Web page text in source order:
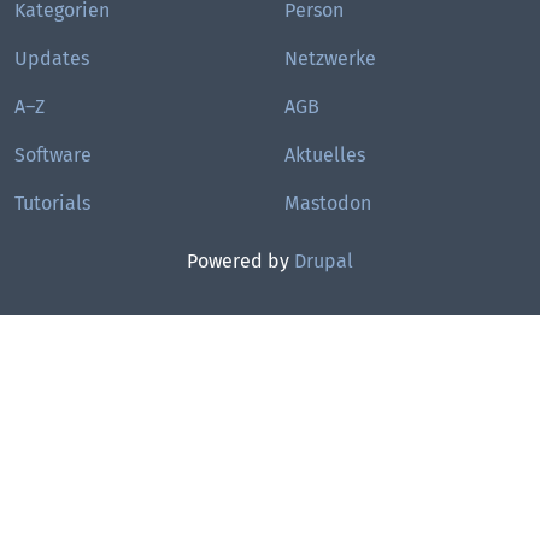
Kategorien
Updates
A–Z
Software
Tutorials
Person
Netzwerke
AGB
Aktuelles
Mastodon
Powered by Drupal